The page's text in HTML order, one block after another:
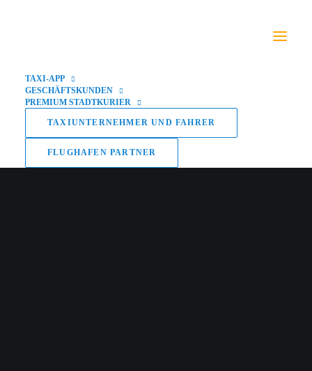
TAXI-APP
GESCHÄFTSKUNDEN
PREMIUM STADTKURIER
TAXIUNTERNEHMER UND FAHRER
FLUGHAFEN PARTNER